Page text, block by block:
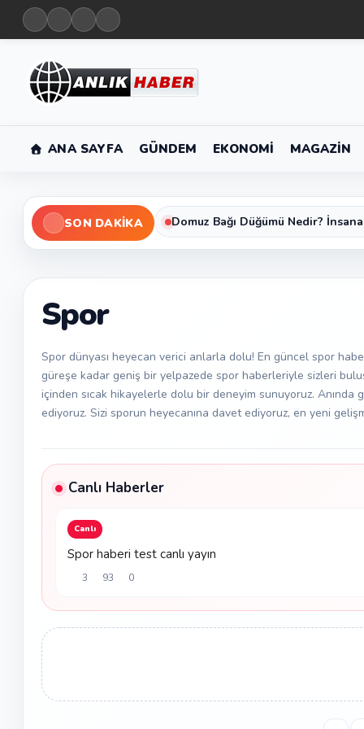
ANA SAYFA GÜNDEM EKONOMI MAGAZIN
SON DAKIKA Domuz Bağı Düğümü Nedir?
Spor
Spor dünyası heyecan verici anlarla dolu! En güncel spor
güreşe kadar geniş bir yelpazede spor haberleriyle sizleri
içinden sıcak hikayelerle dolu bir deneyim sunuyoruz.
ediyoruz. Sizi sporun heyecanına davet ediyoruz, en yeni
Canlı Haberler
Canlı
Spor haberi test canlı yayın
3 93 0